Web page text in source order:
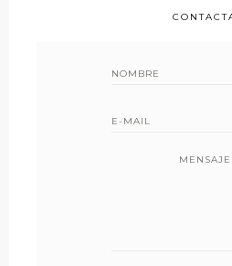
MENSAJE